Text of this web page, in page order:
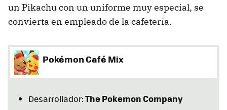
un Pikachu con un uniforme muy especial, se
convierta en empleado de la cafetería.
Pokémon Café Mix
Desarrollador:The Pokemon Company